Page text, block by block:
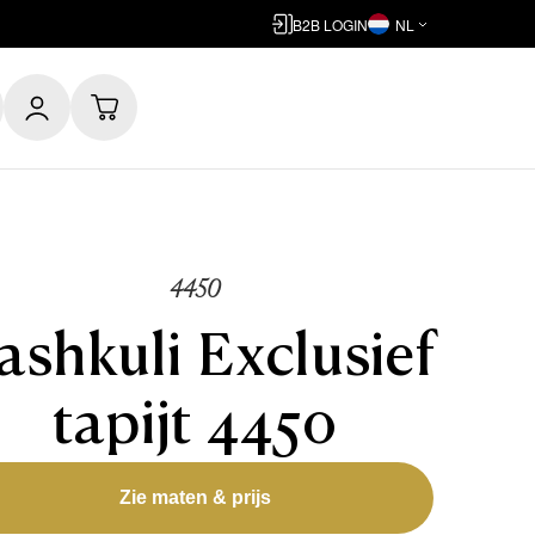
B2B LOGIN NL
4450
Exclusief
tapijt 4450
Zie maten & prijs